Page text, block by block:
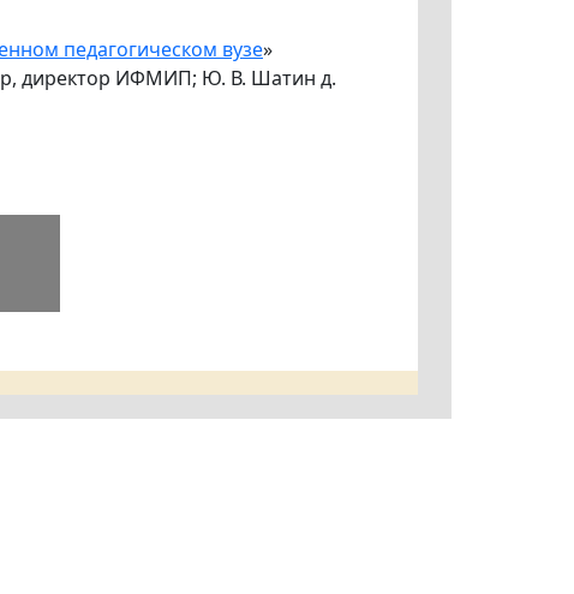
педагогическом вузе»
директор ИФМИП; Ю. В. Шатин д.